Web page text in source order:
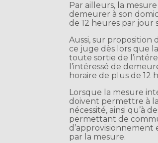
Par ailleurs, la
demeurer à son
de 12 heures par jour
Aussi, sur proposition
ce juge dès lors que
toute sortie de
l’intéressé de
horaire de plus de 12
Lorsque la mesure
doivent permettre à
nécessité, ainsi qu’à
permettant de
par la mesure.